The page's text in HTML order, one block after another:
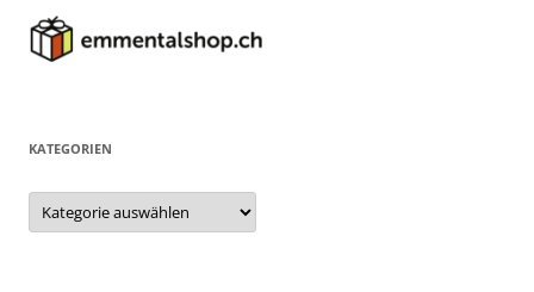
KATEGORIEN
Kategorien